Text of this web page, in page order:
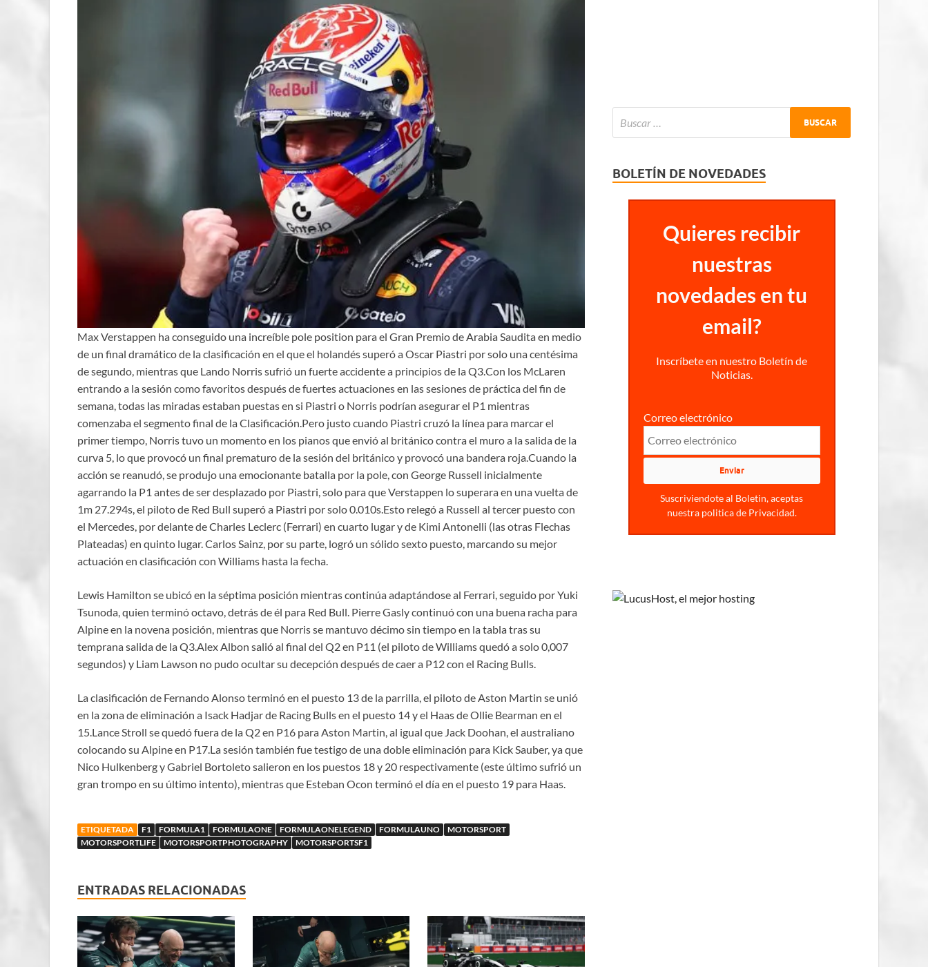
Max Verstappen ha conseguido una increíble pole position para el Gran Premio de Arabia Saudita en medio
de un final dramático de la clasificación en el que el holandés superó a Oscar Piastri por solo una centésima
de segundo, mientras que Lando Norris sufrió un fuerte accidente a principios de la Q3.Con los McLaren
entrando a la sesión como favoritos después de fuertes actuaciones en las sesiones de práctica del fin de
semana, todas las miradas estaban puestas en si Piastri o Norris podrían asegurar el P1 mientras
comenzaba el segmento final de la Clasificación.Pero justo cuando Piastri cruzó la línea para marcar el
primer tiempo, Norris tuvo un momento en los pianos que envió al británico contra el muro a la salida de la
curva 5, lo que provocó un final prematuro de la sesión del británico y provocó una bandera roja.Cuando la
acción se reanudó, se produjo una emocionante batalla por la pole, con George Russell inicialmente
agarrando la P1 antes de ser desplazado por Piastri, solo para que Verstappen lo superara en una vuelta de
1m 27.294s, el piloto de Red Bull superó a Piastri por solo 0.010s.Esto relegó a Russell al tercer puesto con
el Mercedes, por delante de Charles Leclerc (Ferrari) en cuarto lugar y de Kimi Antonelli (las otras Flechas
Plateadas) en quinto lugar. Carlos Sainz, por su parte, logró un sólido sexto puesto, marcando su mejor
actuación en clasificación con Williams hasta la fecha.
Lewis Hamilton se ubicó en la séptima posición mientras continúa adaptándose al Ferrari, seguido por Yuki
Tsunoda, quien terminó octavo, detrás de él para Red Bull. Pierre Gasly continuó con una buena racha para
Alpine en la novena posición, mientras que Norris se mantuvo décimo sin tiempo en la tabla tras su
temprana salida de la Q3.Alex Albon salió al final del Q2 en P11 (el piloto de Williams quedó a solo 0,007
segundos) y Liam Lawson no pudo ocultar su decepción después de caer a P12 con el Racing Bulls.
La clasificación de Fernando Alonso terminó en el puesto 13 de la parrilla, el piloto de Aston Martin se unió
en la zona de eliminación a Isack Hadjar de Racing Bulls en el puesto 14 y el Haas de Ollie Bearman en el
15.Lance Stroll se quedó fuera de la Q2 en P16 para Aston Martin, al igual que Jack Doohan, el australiano
colocando su Alpine en P17.La sesión también fue testigo de una doble eliminación para Kick Sauber, ya que
Nico Hulkenberg y Gabriel Bortoleto salieron en los puestos 18 y 20 respectivamente (este último sufrió un
gran trompo en su último intento), mientras que Esteban Ocon terminó el día en el puesto 19 para Haas.
ETIQUETADA F1 FORMULA1 FORMULAONE FORMULAONELEGEND FORMULAUNO
MOTORSPORT
MOTORSPORTLIFE
MOTORSPORTPHOTOGRAPHY MOTORSPORTSF1
ENTRADAS RELACIONADAS
BOLETÍN DE NOVEDADES
Quieres recibir
nuestras
novedades en tu
email?
Inscríbete en nuestro Boletín de
Noticias.
Correo electrónico
Suscriviendote al Boletin, aceptas
nuestra politica de Privacidad.